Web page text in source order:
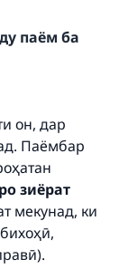
паём ба
он, дар
Паёмбар
зиёрат
мекунад, ки